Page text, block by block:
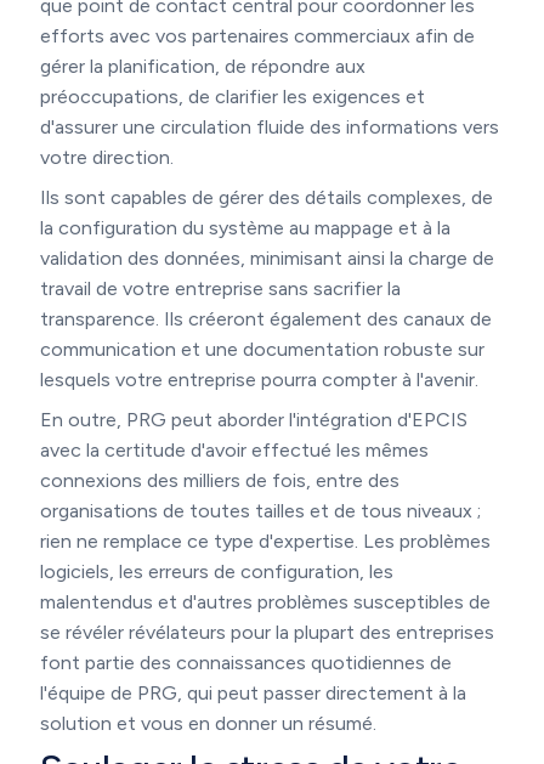
que point de contact central pour coordonner les
efforts avec vos partenaires commerciaux afin de
gérer la planification, de répondre aux
préoccupations, de clarifier les exigences et
d'assurer une circulation fluide des informations vers
votre direction.
Ils sont capables de gérer des détails complexes, de
la configuration du système au mappage et à la
validation des données, minimisant ainsi la charge de
travail de votre entreprise sans sacrifier la
transparence. Ils créeront également des canaux de
communication et une documentation robuste sur
lesquels votre entreprise pourra compter à l'avenir.
En outre, PRG peut aborder l'intégration d'EPCIS
avec la certitude d'avoir effectué les mêmes
connexions des milliers de fois, entre des
organisations de toutes tailles et de tous niveaux ;
rien ne remplace ce type d'expertise. Les problèmes
logiciels, les erreurs de configuration, les
malentendus et d'autres problèmes susceptibles de
se révéler révélateurs pour la plupart des entreprises
font partie des connaissances quotidiennes de
l'équipe de PRG, qui peut passer directement à la
solution et vous en donner un résumé.